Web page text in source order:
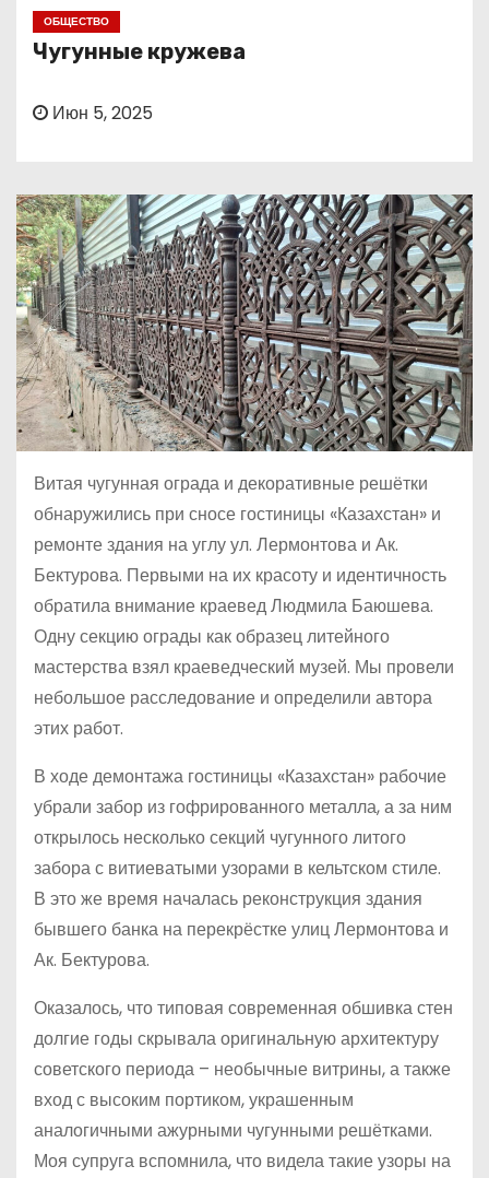
ОБЩЕСТВО
Чугунные кружева
Июн 5, 2025
Витая чугунная ограда и декоративные решётки
обнаружились при сносе гостиницы «Казахстан» и
ремонте здания на углу ул. Лермонтова и Ак.
Бектурова. Первыми на их красоту и идентичность
обратила внимание краевед Людмила Баюшева.
Одну секцию ограды как образец литейного
мастерства взял краеведческий музей. Мы провели
небольшое расследование и определили автора
этих работ.
В ходе демонтажа гостиницы «Казахстан» рабочие
убрали забор из гофрированного металла, а за ним
открылось несколько секций чугунного литого
забора с витиеватыми узорами в кельтском стиле.
В это же время началась реконструкция здания
бывшего банка на перекрёстке улиц Лермонтова и
Ак. Бектурова.
Оказалось, что типовая современная обшивка стен
долгие годы скрывала оригинальную архитектуру
советского периода – необычные витрины, а также
вход с высоким портиком, украшенным
аналогичными ажурными чугунными решётками.
Моя супруга вспомнила, что видела такие узоры на